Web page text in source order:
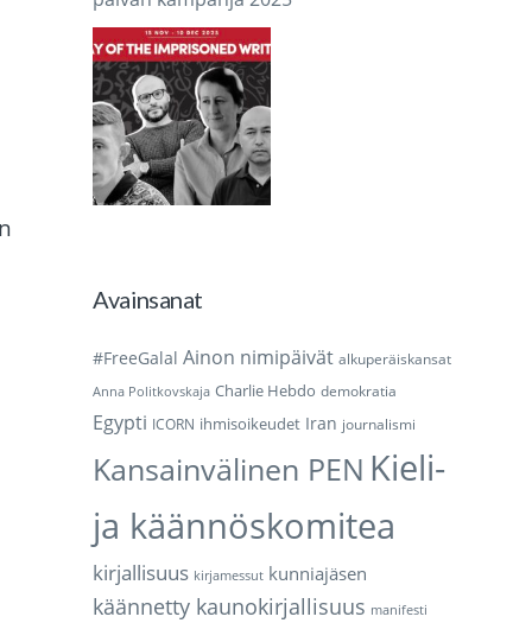
Avainsanat
#FreeGalal Ainon nimipäivät alkuperäiskansat
Anna Politkovskaja Charlie Hebdo demokratia
Egypti ICORN ihmisoikeudet Iran journalismi
Kansainvälinen PEN Kieli-
ja käännöskomitea
kirjallisuus kirjamessut kunniajäsen
käännetty kaunokirjallisuus manifesti